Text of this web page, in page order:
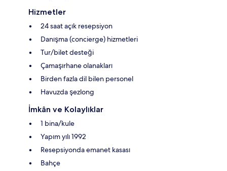
Hizmetler
24 saat açık resepsiyon
Danışma (concierge) hizmetleri
Tur/bilet desteği
Çamaşırhane olanakları
Birden fazla dil bilen personel
Havuzda şezlong
İmkân ve Kolaylıklar
1 bina/kule
Yapım yılı 1992
Resepsiyonda emanet kasası
Bahçe